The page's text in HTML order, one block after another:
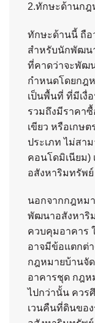
2.ทักษะด้านกฎ
ทักษะด้านนี้ ถือ
สำหรับนักพัฒน
ที่คาดว่าจะพัฒ
กำหนดโดยกฎห
เป็นพื้นที่ ที่มีเงื่
รวมถึงมีราคาซื้
เขียว หรือเกษ
ประเภท ไม่สา
คอนโดมิเนียม)
อสังหาริมทรัพ
นอกจากกฎหม
พัฒนาอสังหาริ
ควบคุมอาคาร
อาจมีข้อแตกต่
กฎหมายบ้านจั
อาคารชุด กฎห
ไปกว่านั้น ควร
เวนคืนที่ดินขอ